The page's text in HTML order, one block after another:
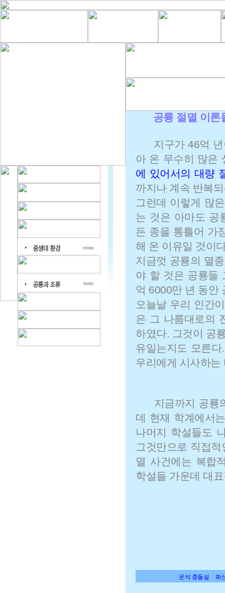
공룡 절멸 이론
지구가 46억
아 온 무수히 많은
에 있어서의 대량
까지나 계속 반복
그런데 이렇게 많
는 것은 아마도 공
든 종을 통틀어 가
해 온 이유일 것이
지금껏 공룡의 멸
야 할 것은 공룡들
억 6000만 년 동안
오늘날 우리 인간
은 그 나름대로의
하였다. 그것이 공
유일는지도 모른
우리에게 시사하는
지금까지 공룡
데 현재 학계에서
나머지 학설들도
그것만으로 직접
멸 사건에는 복합
학설들 가운데 대
운석 충돌설 화